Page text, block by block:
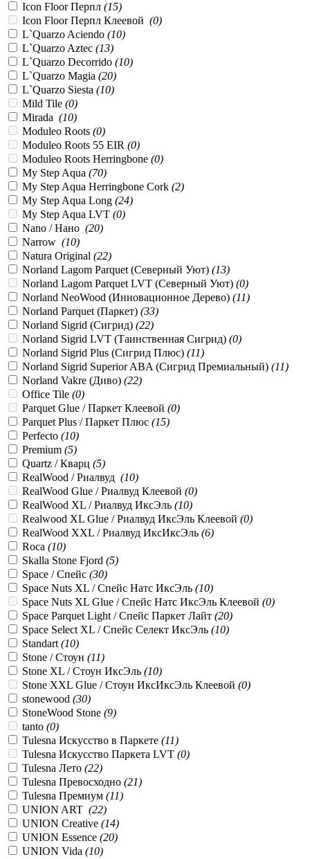
Icon Floor Перпл (15)
Icon Floor Перпл Клеевой (0)
L`Quarzo Aciendo (10)
L`Quarzo Aztec (13)
L`Quarzo Decorrido (10)
L`Quarzo Magia (20)
L`Quarzo Siesta (10)
Mild Tile (0)
Mirada (10)
Moduleo Roots (0)
Moduleo Roots 55 EIR (0)
Moduleo Roots Herringbone (0)
My Step Aqua (70)
My Step Aqua Herringbone Cork (2)
My Step Aqua Long (24)
My Step Aqua LVT (0)
Nano / Нано (20)
Narrow (10)
Natura Original (22)
Norland Lagom Parquet (Северный Уют) (13)
Norland Lagom Parquet LVT (Северный Уют) (0)
Norland NeoWood (Инновационное Дерево) (11)
Norland Parquet (Паркет) (33)
Norland Sigrid (Сигрид) (22)
Norland Sigrid LVT (Таинственная Сигрид) (0)
Norland Sigrid Plus (Сигрид Плюс) (11)
Norland Sigrid Superior ABA (Сигрид Премиальный) (11)
Norland Vakre (Диво) (22)
Office Tile (0)
Parquet Glue / Паркет Клеевой (0)
Parquet Plus / Паркет Плюс (15)
Perfecto (10)
Premium (5)
Quartz / Кварц (5)
RealWood / Риалвуд (10)
RealWood Glue / Риалвуд Клеевой (0)
RealWood XL / Риалвуд ИксЭль (10)
Realwood XL Glue / Риалвуд ИксЭль Клеевой (0)
RealWood XXL / Риалвуд ИксИксЭль (6)
Roca (10)
Skalla Stone Fjord (5)
Space / Спейс (30)
Space Nuts XL / Спейс Натс ИксЭль (10)
Space Nuts XL Glue / Спейс Натс ИксЭль Клеевой (0)
Space Parquet Light / Спейс Паркет Лайт (20)
Space Select XL / Спейс Селект ИксЭль (10)
Standart (10)
Stone / Стоун (11)
Stone XL / Стоун ИксЭль (10)
Stone XXL Glue / Стоун ИксИксЭль Клеевой (0)
stonewood (30)
StoneWood Stone (9)
tanto (0)
Tulesna Искусство в Паркете (11)
Tulesna Искусство Паркета LVT (0)
Tulesna Лето (22)
Tulesna Превосходно (21)
Tulesna Премиум (11)
UNION ART (22)
UNION Creative (14)
UNION Essence (20)
UNION Vida (10)